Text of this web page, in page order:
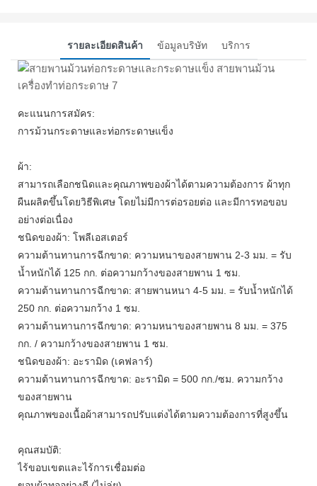
รายละเอียดสินค้า ข้อมูลบริษัท บริการ
คะแนนการสมัคร:
การม้วนกระดาษและท่อกระดาษแข็ง
ผ้า:
สามารถเลือกชนิดและคุณภาพของผ้าได้ตามความต้องการ ผ้าทุก
ผืนผลิตขึ้นโดยวิธีพิเศษ โดยไม่มีการต่อรอยต่อ และมีการทอขอบ
อย่างต่อเนื่อง
ชนิดของผ้า: โพลีเอสเตอร์
ความต้านทานการฉีกขาด: ความหนาของสายพาน 2-3 มม. = รับ
น้ำหนักได้ 125 กก. ต่อความกว้างของสายพาน 1 ซม.
ความต้านทานการฉีกขาด: สายพานหนา 4-5 มม. = รับน้ำหนักได้
250 กก. ต่อความกว้าง 1 ซม.
ความต้านทานการฉีกขาด: ความหนาของสายพาน 8 มม. = 375
กก. / ความกว้างของสายพาน 1 ซม.
ชนิดของผ้า: อะรามิด (เคฟลาร์)
ความต้านทานการฉีกขาด: อะรามิด = 500 กก./ซม. ความกว้าง
ของสายพาน
คุณภาพของเนื้อผ้าสามารถปรับแต่งได้ตามความต้องการที่สูงขึ้น
คุณสมบัติ:
ไร้ขอบเขตและไร้การเชื่อมต่อ